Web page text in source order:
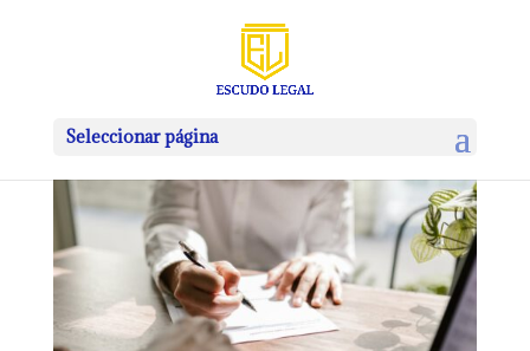
Seleccionar página